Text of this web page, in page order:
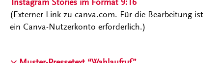
Instagram Stories im Format 9:16
(Externer Link zu canva.com. Für die Bearbeitung ist
ein Canva-Nutzerkonto erforderlich.)